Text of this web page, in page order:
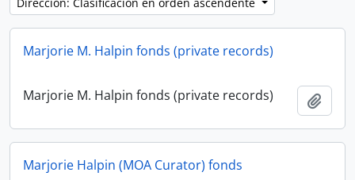
Marjorie M. Halpin fonds (private records)
Marjorie M. Halpin fonds (private records)
Marjorie Halpin (MOA Curator) fonds